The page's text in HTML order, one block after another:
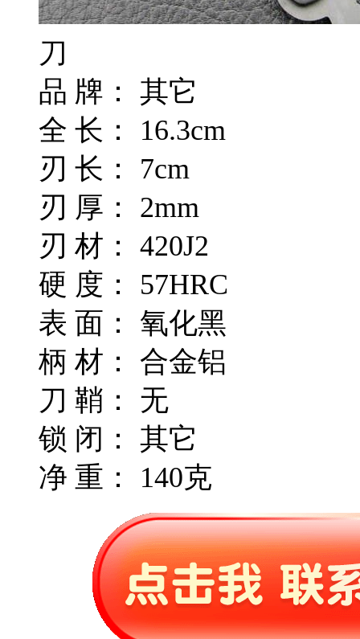
刀
品 牌： 其它
全 长： 16.3cm
刃 长： 7cm
刃 厚： 2mm
刃 材： 420J2
硬 度： 57HRC
表 面： 氧化黑
柄 材： 合金铝
刀 鞘： 无
锁 闭： 其它
净 重： 140克